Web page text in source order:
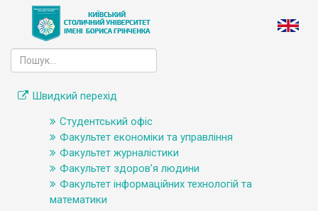
Швидкий перехід
Студентський офіс
Факультет економіки та управління
Факультет журналістики
Факультет здоров’я людини
Факультет інформаційних технологій та
математики